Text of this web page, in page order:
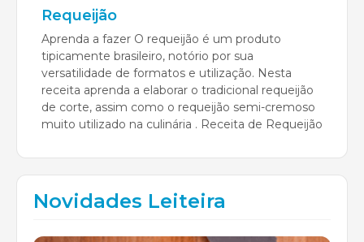
Requeijão
Aprenda a fazer O requeijão é um produto
tipicamente brasileiro, notório por sua
versatilidade de formatos e utilização. Nesta
receita aprenda a elaborar o tradicional requeijão
de corte, assim como o requeijão semi-cremoso
muito utilizado na culinária . Receita de Requeijão
Novidades Leiteira